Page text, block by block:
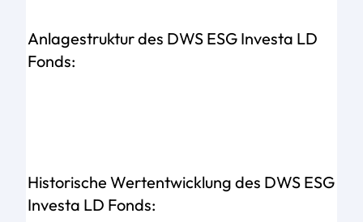
Anlagestruktur des DWS ESG Investa LD
Fonds:
Historische Wertentwicklung des DWS ESG
Investa LD Fonds: